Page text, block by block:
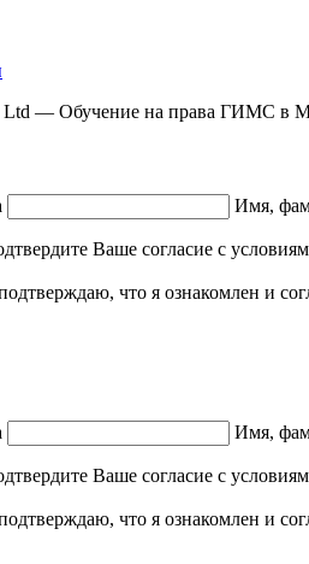
Ltd — Обучение на права ГИМС в
Имя,
Ваше согласие с
что я ознакомлен и
Имя,
Ваше согласие с
что я ознакомлен и